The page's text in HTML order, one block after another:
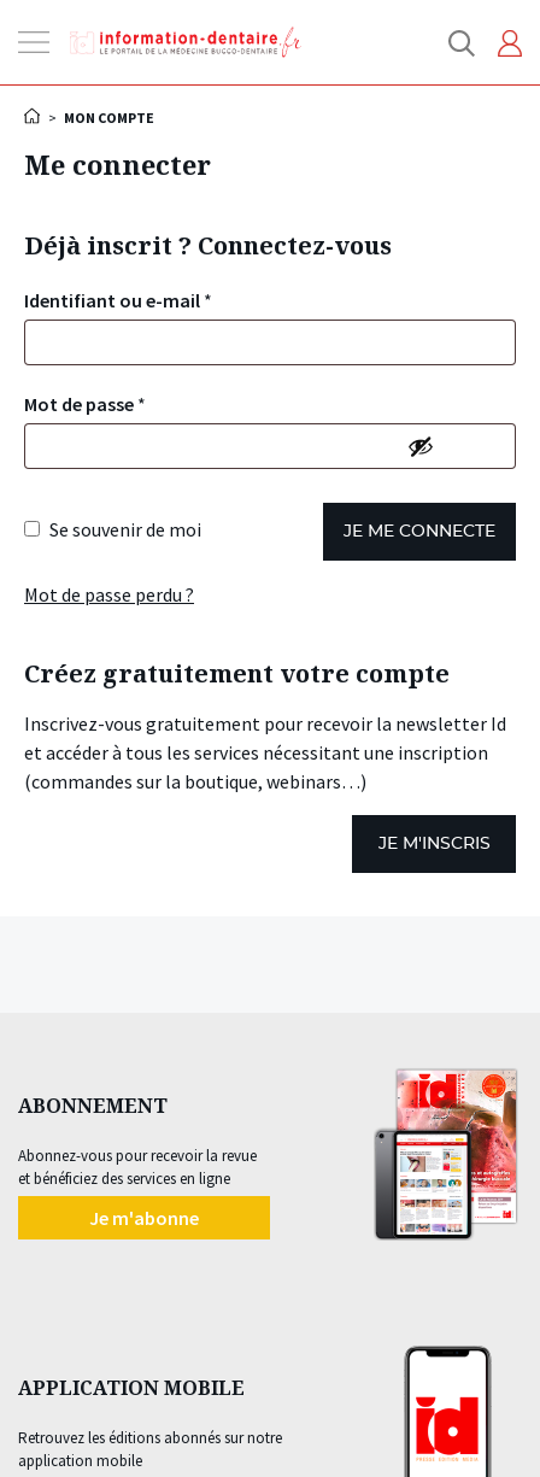
la
> MON COMPTE
Me connecter
Déjà inscrit ? Connectez-vous
Identifiant ou e-mail *
Mot de passe *
Se souvenir de moi JE ME CONNECTE
Mot de passe perdu ?
Créez gratuitement votre compte
Inscrivez-vous gratuitement pour recevoir la newsletter Id
et accéder à tous les services nécessitant une inscription
(commandes sur la boutique, webinars…)
JE M'INSCRIS
ABONNEMENT
Abonnez-vous pour recevoir la revue
et bénéficiez des services en ligne
Je m'abonne
APPLICATION MOBILE
Retrouvez les éditions abonnés sur notre
application mobile